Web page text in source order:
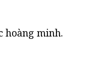
hoàng minh.